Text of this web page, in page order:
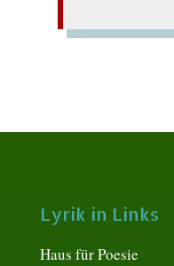
Lyrik in Links
Haus für Poesie